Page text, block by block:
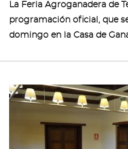
La Feria Agroganadera de
programación oficial, que
domingo en la Casa de